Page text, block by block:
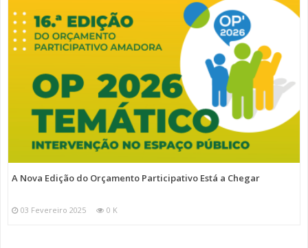
A Nova Edição do Orçamento Participativo Está a Chegar
03 Fevereiro 2025 0 K